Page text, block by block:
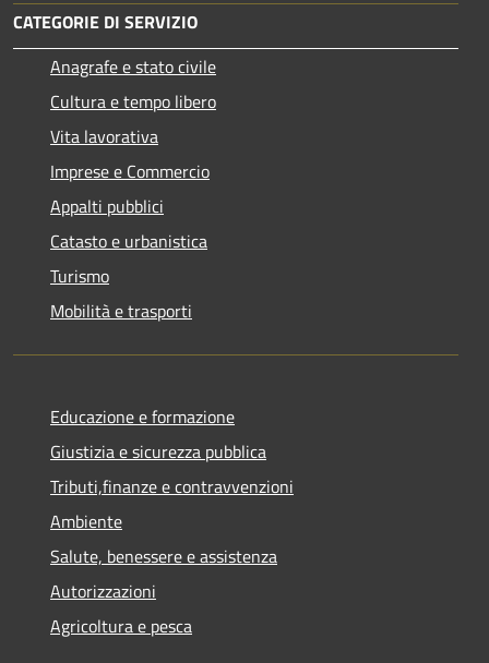
CATEGORIE DI SERVIZIO
Anagrafe e stato civile
Cultura e tempo libero
Vita lavorativa
Imprese e Commercio
Appalti pubblici
Catasto e urbanistica
Turismo
Mobilità e trasporti
Educazione e formazione
Giustizia e sicurezza pubblica
Tributi,finanze e contravvenzioni
Ambiente
Salute, benessere e assistenza
Autorizzazioni
Agricoltura e pesca